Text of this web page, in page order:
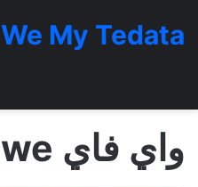
We My Tedata
واي فاي we